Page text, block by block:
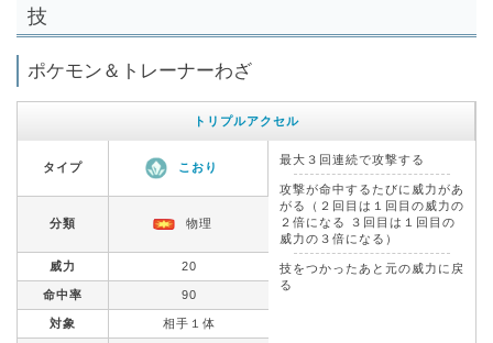
技
ポケモン＆トレーナーわざ
トリプルアクセル
タイプ こおり
最大３回連続で攻撃する
攻撃が命中するたびに威力があ
がる（２回目は１回目の威力の
２倍になる ３回目は１回目の
威力の３倍になる）
技をつかったあと元の威力に戻
る
分類 物理
威力 20
命中率 90
対象 相手１体